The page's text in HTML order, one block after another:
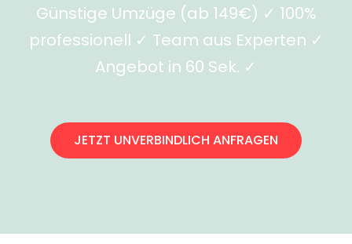
Günstige Umzüge (ab 149€) ✓ 100%
professionell ✓ Team aus Experten ✓
Angebot in 60 Sek. ✓
JETZT UNVERBINDLICH ANFRAGEN